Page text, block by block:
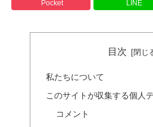
Pocket LINE
目次
私たちについて
このサイトが収集する個人
コメント